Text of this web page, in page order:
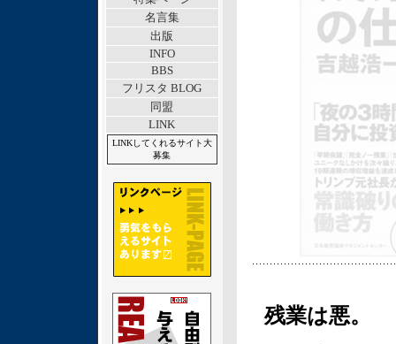
名言集
出版
INFO
BBS
フリスタ BLOG
同盟
LINK
LINKしてくれるサイト大
募集
残業は悪。